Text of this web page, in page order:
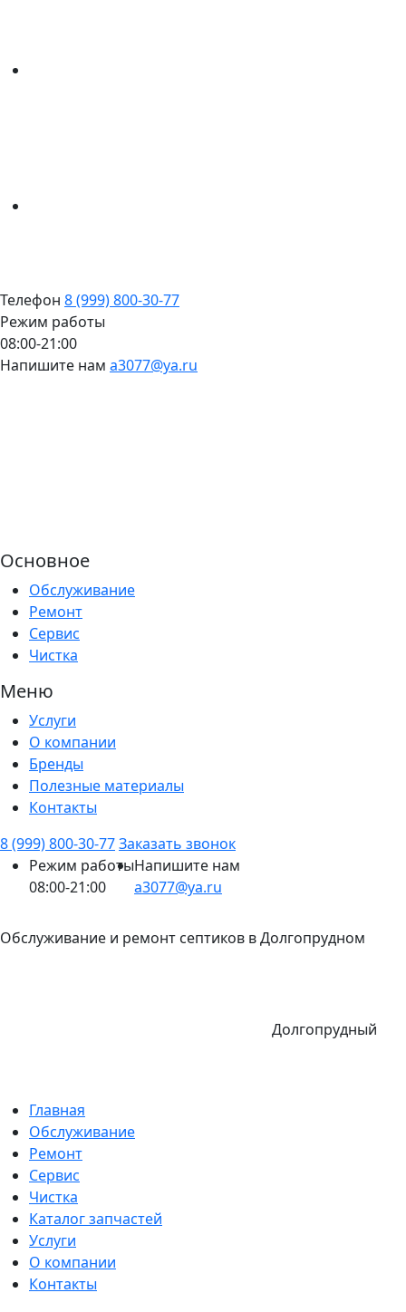
Телефон 8 (999) 800-30-77
Режим работы
08:00-21:00
Напишите нам a3077@ya.ru
Основное
Обслуживание
Ремонт
Сервис
Чистка
Меню
Услуги
О компании
Бренды
Полезные материалы
Контакты
8 (999) 800-30-77Заказать звонок
Режим работы
08:00-21:00
Напишите нам
a3077@ya.ru
Обслуживание и ремонт септиков в Долгопрудном
Долгопрудный
Главная
Обслуживание
Ремонт
Сервис
Чистка
Каталог запчастей
Услуги
О компании
Контакты